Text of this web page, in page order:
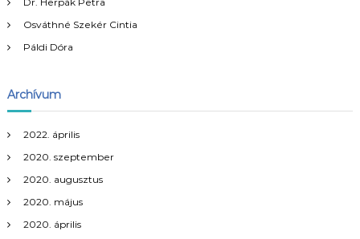
z
é
n
a
v
i
Osváthné Szekér Cintia
Páldi Dóra
Archívum
2022. április
2020. szeptember
2020. augusztus
2020. május
2020. április